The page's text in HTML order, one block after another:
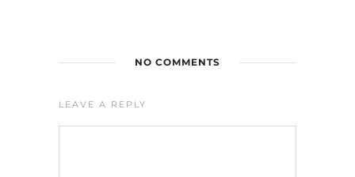
NO COMMENTS
LEAVE A REPLY